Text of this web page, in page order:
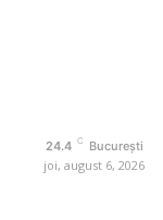
24.4 C București
joi, august 6, 2026